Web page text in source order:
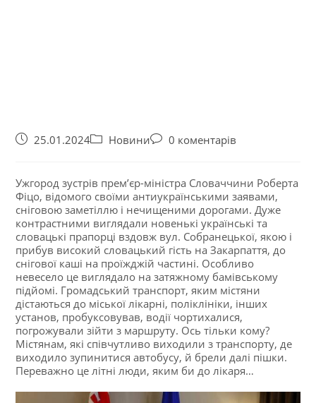
25.01.2024 Новини 0 коментарів
Ужгород зустрів прем’єр-міністра Словаччини Роберта
Фіцо, відомого своїми антиукраїнськими заявами,
сніговою заметіллю і нечищеними дорогами. Дуже
контрастними виглядали новенькі українські та
словацькі прапорці вздовж вул. Собранецької, якою і
прибув високий словацький гість на Закарпаття, до
снігової каші на проїжджій частині. Особливо
невесело це виглядало на затяжному бамівському
підйомі. Громадський транспорт, яким містяни
дістаються до міської лікарні, поліклініки, інших
установ, пробуксовував, водії чортихалися,
погрожували зійти з маршруту. Ось тільки кому?
Містянам, які співчутливо виходили з транспорту, де
виходило зупинитися автобусу, й брели далі пішки.
Переважно це літні люди, яким би до лікаря…